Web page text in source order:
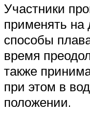
Участники
применять
способы
время
также
при этом в
положении.